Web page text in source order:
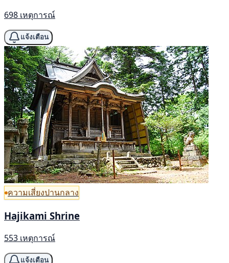
698 เหตุการณ์
แจ้งเตือน
ความเสี่ยงปานกลาง
Hajikami Shrine
553 เหตุการณ์
แจ้งเตือน